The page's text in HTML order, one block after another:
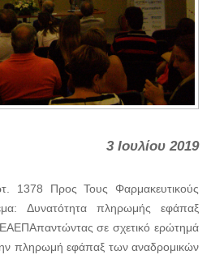
3 Ιουλίου 2019
1378 Προς Τους Φαρμακευτικούς
Δυνατότητα πληρωμής εφάπαξ
σε σχετικό ερώτημά
πληρωμή εφάπαξ των αναδρομικών